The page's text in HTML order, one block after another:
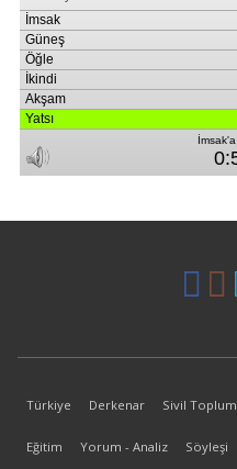
Türkiye Derkenar Sivil Toplum
Eğitim Yorum - Analiz Söyleşi